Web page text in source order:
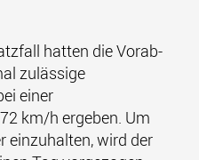
hatten die Vorab-
zulässige
einer
km/h ergeben. Um
einzuhalten, wird der